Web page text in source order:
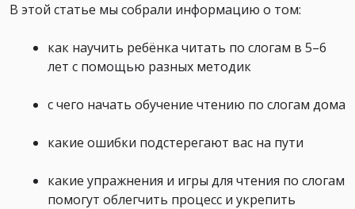
В этой статье мы собрали информацию о том:
как научить ребёнка читать по слогам в 5–6
лет с помощью разных методик
с чего начать обучение чтению по слогам дома
какие ошибки подстерегают вас на пути
какие упражнения и игры для чтения по слогам
помогут облегчить процесс и укрепить